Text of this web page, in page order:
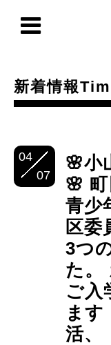
新着情報
04
07
🌸小
🌸
青少
区委
3つ
た。
ご入
ます
活、